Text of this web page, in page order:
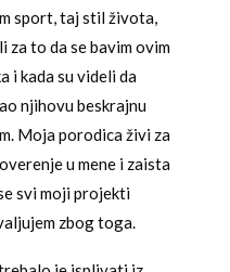
sport, taj stil života,
to da se bavim ovim
i kada su videli da
njihovu beskrajnu
Moja porodica živi za
u mene i zaista
svi moji projekti
zbog toga.